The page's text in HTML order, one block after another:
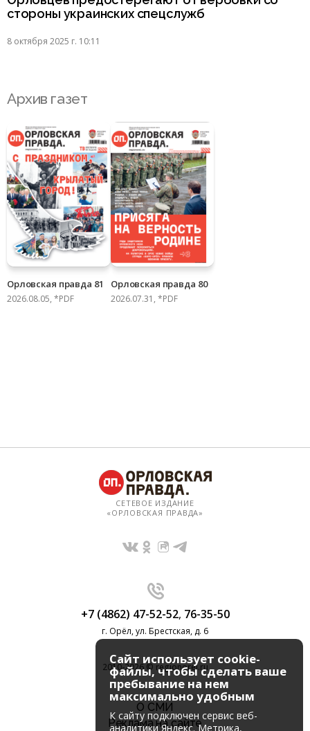
стороны украинских спецслужб
8 октября 2025 г. 10:11
Архив газет
Орловская правда 81
2026.08.05, *PDF
Орловская правда 80
2026.07.31, *PDF
СЕТЕВОЕ ИЗДАНИЕ
«ОРЛОВСКАЯ ПРАВДА»
+7 (4862) 47-52-52, 76-35-50
г. Орёл, ул. Брестская, д. 6
2010-2026 © regionorel.ru
О СМИ
Реклама на сайте
Сайт использует cookie-
файлы, чтобы сделать ваше
пребывание на нем
максимально удобным
К cайту подключен сервис веб-
аналитики Яндекс. Метрика,